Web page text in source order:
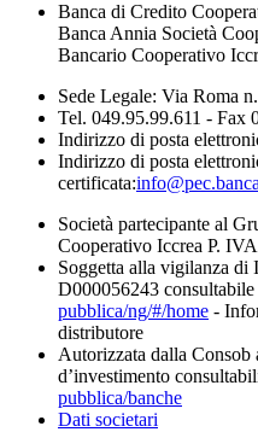
Banca di Credito
Banca Annia Società
Bancario Cooperativo
Sede Legale: Via Roma
Tel. 049.95.99.611 - Fax
Indirizzo di posta
Indirizzo di posta
certificata:
Società partecipante al
Cooperativo Iccrea P.
Soggetta alla vigilanza
D000056243 consultabile
pubblica/ng/#/home -
distributore
Autorizzata dalla Consob
d’investimento
pubblica/banche
Dati societari